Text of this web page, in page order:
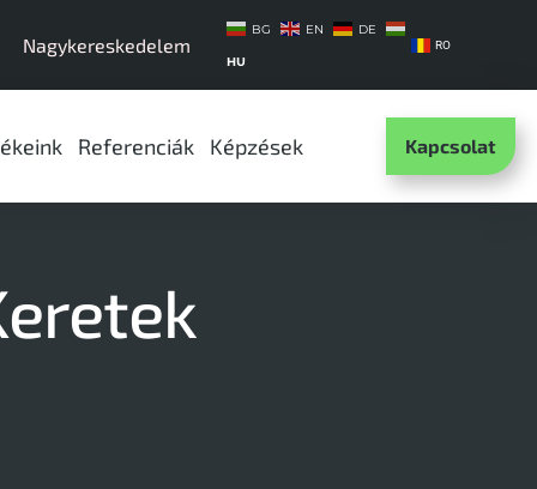
Nagykereskedelem
BG EN DE
HU
RO
Referenciák Képzések Kapcsolat